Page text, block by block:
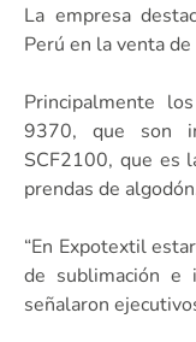
La empresa
Perú en la venta
Principalmente
9370, que son
SCF2100, que es
prendas de
“En Expotextil
de sublimación e
señalaron